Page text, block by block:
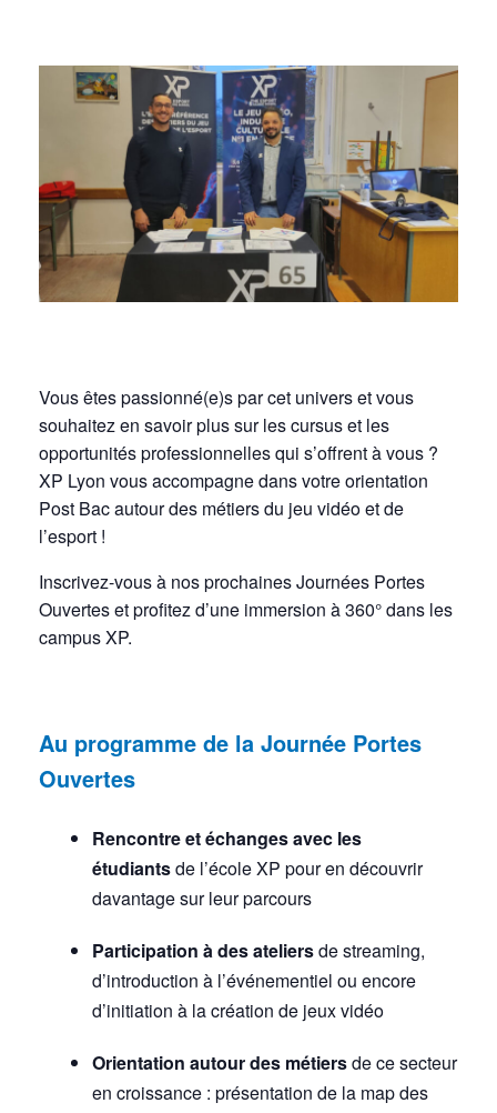
Vous êtes passionné(e)s par cet univers et vous
souhaitez en savoir plus sur les cursus et les
opportunités professionnelles qui s’offrent à vous ?
XP Lyon vous accompagne dans votre orientation
Post Bac autour des métiers du jeu vidéo et de
l’esport !
Inscrivez-vous à nos prochaines Journées Portes
Ouvertes et profitez d’une immersion à 360° dans les
campus XP.
Au programme de la Journée Portes
Ouvertes
Rencontre et échanges avec les
étudiantsde l’école XP pour en découvrir
davantage sur leur parcours
Participation à des ateliersde streaming,
d’introduction à l’événementiel ou encore
d’initiation à la création de jeux vidéo
Orientation autour des métiersde ce secteur
en croissance : présentation de la map des